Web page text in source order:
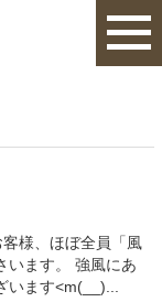
様、ほぼ全員「風
います。 強風にあ
います<m(__)...